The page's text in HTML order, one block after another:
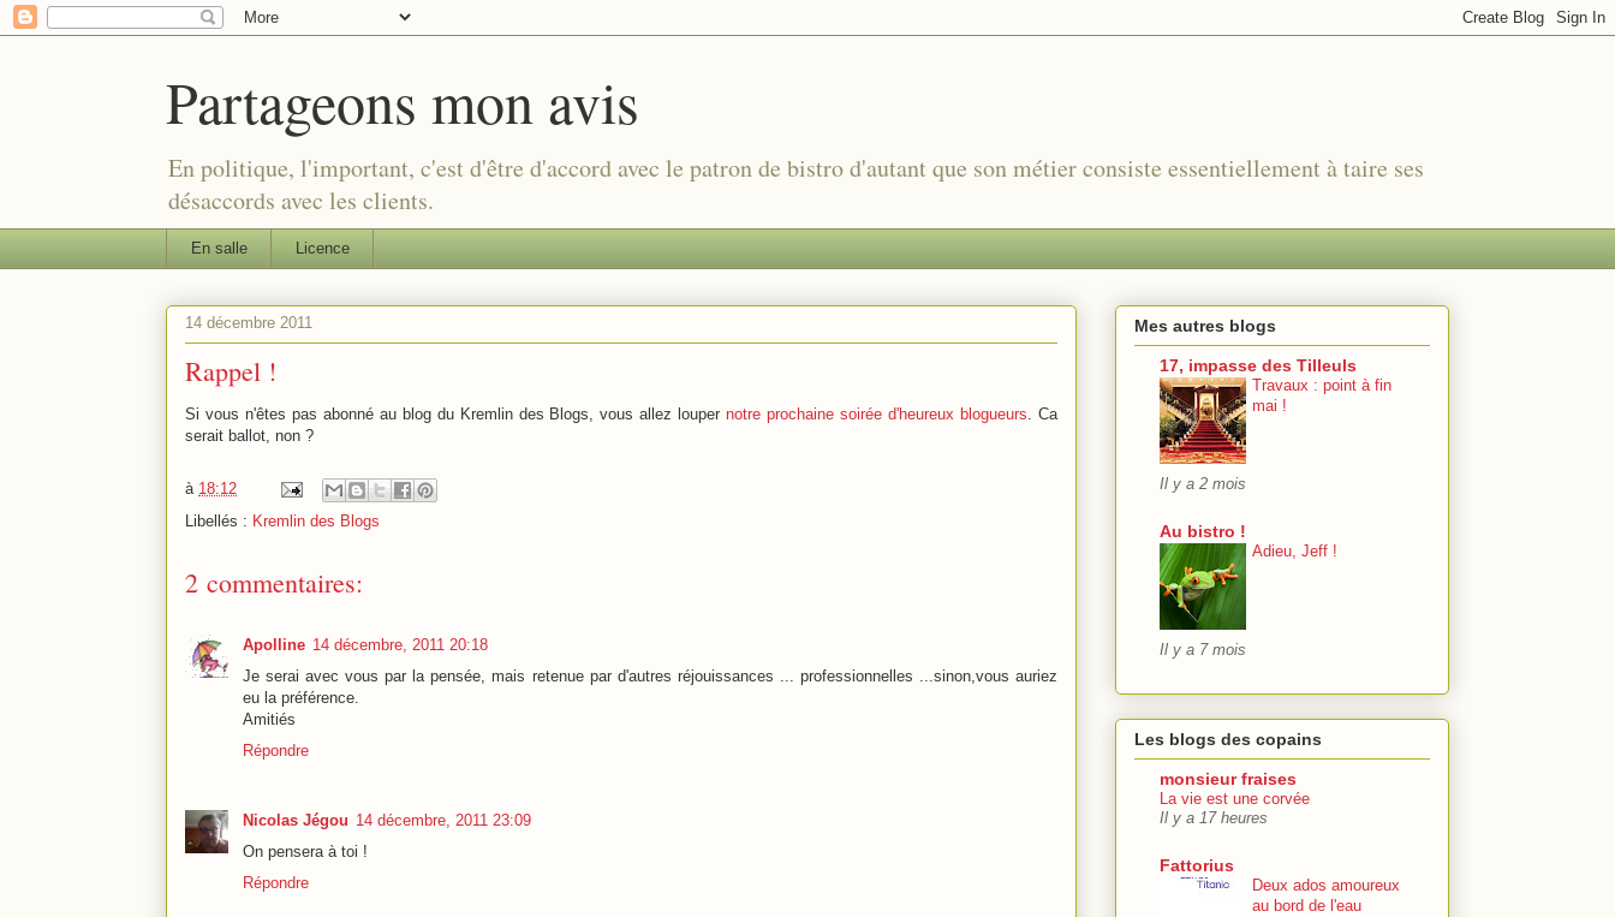
Partageons mon avis
En politique, l'important, c'est d'être d'accord avec le patron de bistro d'autant que son métier consiste essentiellement à taire ses
désaccords avec les clients.
En salle Licence
14 décembre 2011
Rappel !
Si vous n'êtes pas abonné au blog du Kremlin des Blogs, vous allez loupernotre prochaine soirée d'heureux blogueurs . Ca
serait ballot, non ?
à 18:12
Libellés : Kremlin des Blogs
2 commentaires:
Apolline 14 décembre, 2011 20:18
Je serai avec vous par la pensée, mais retenue par d'autres réjouissances ... professionnelles ...sinon,vous auriez
eu la préférence.
Amitiés
Répondre
Nicolas Jégou 14 décembre, 2011 23:09
On pensera à toi !
Répondre
Mes autres blogs
17, impasse des Tilleuls
Travaux : point à fin
mai !
Il y a 2 mois
Au bistro !
Adieu, Jeff !
Il y a 7 mois
Les blogs des copains
monsieur fraises
La vie est une corvée
Il y a 17 heures
Fattorius
Deux ados amoureux
au bord de l'eau